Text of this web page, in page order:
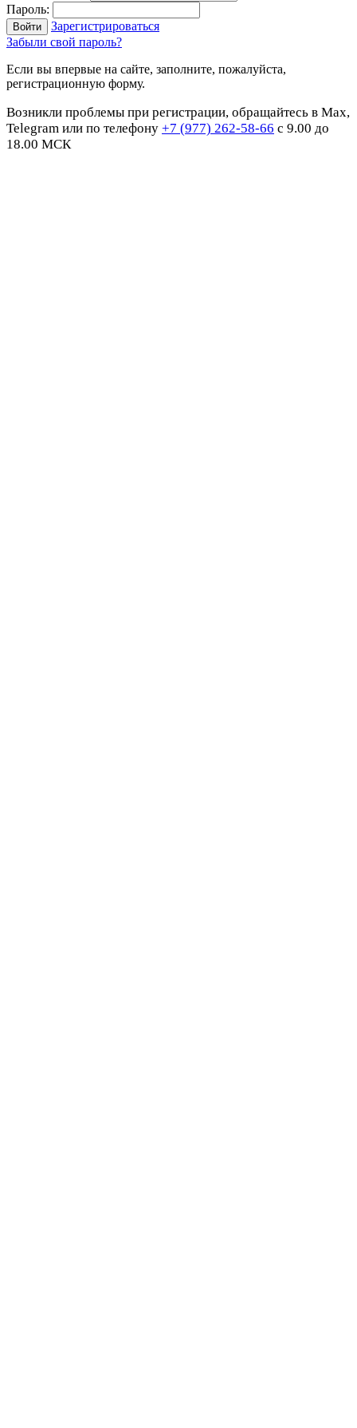
Пароль:
Зарегистрироваться
Забыли свой пароль?
Если вы впервые на сайте, заполните, пожалуйста,
регистрационную форму.
Возникли проблемы при регистрации, обращайтесь в Max,
Telegram или по телефону +7 (977) 262-58-66 с 9.00 до
18.00 МСК